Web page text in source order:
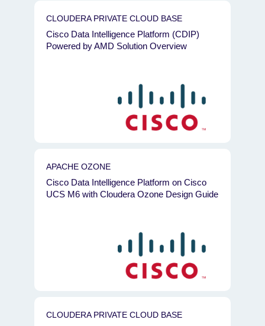
CLOUDERA PRIVATE CLOUD BASE
Cisco Data Intelligence Platform (CDIP)
Powered by AMD Solution Overview
APACHE OZONE
Cisco Data Intelligence Platform on Cisco
UCS M6 with Cloudera Ozone Design Guide
CLOUDERA PRIVATE CLOUD BASE